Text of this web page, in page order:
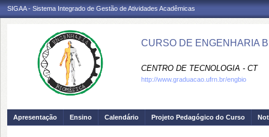
SIGAA - Sistema Integrado de Gestão de Atividades Acadêmicas
CURSO DE ENGENHARIA
CENTRO DE TECNOLOGIA - CT
http://www.graduacao.ufrn.br/engbio
Apresentação Ensino Calendário Projeto Pedagógico do Curso